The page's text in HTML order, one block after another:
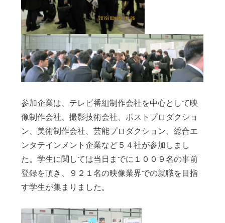
参加企業は、テレビ番組制作会社を中心として映
像制作会社、撮影技術会社、ポストプロダクショ
ン、美術制作会社、芸能プロダクション、総合エ
ンタテインメント企業など５４社が参加しまし
た。学生に関しては当日までに１００９名の事前
登録を頂き、９２１名の映像業界での就職を目指
す学生が集まりました。